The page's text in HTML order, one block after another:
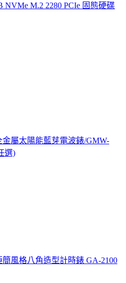
NVMe M.2 2280 PCIe 固態硬碟
屬太陽能藍芽電波錶/GMW-
選)
風格八角造型計時錶 GA-2100